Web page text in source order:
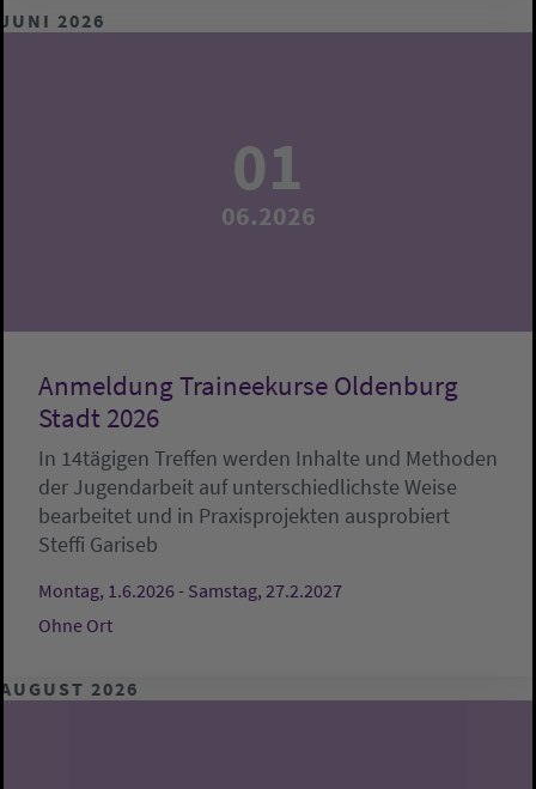
JUNI 2026
01
06.2026
Anmeldung Traineekurse Oldenburg
Stadt 2026
In 14tägigen Treffen werden Inhalte und Methoden
der Jugendarbeit auf unterschiedlichste Weise
bearbeitet und in Praxisprojekten ausprobiert
Steffi Gariseb
Montag, 1.6.2026 - Samstag, 27.2.2027
Ohne Ort
AUGUST 2026